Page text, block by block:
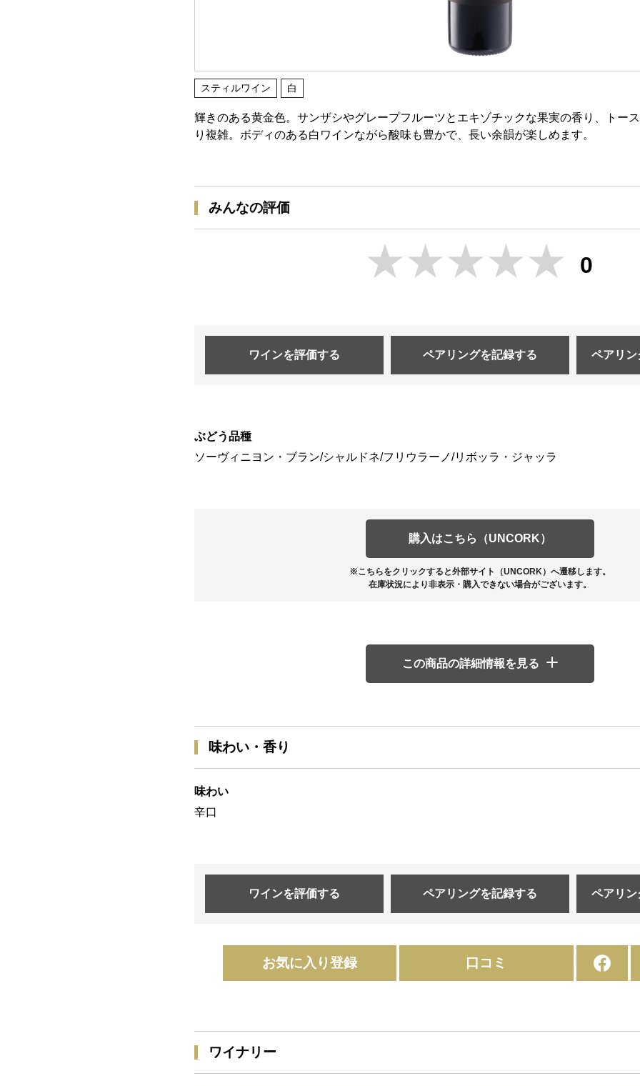
スティルワイン 白
輝きのある黄金色。サンザシやグレープフルーツとエキゾチックな果実の香り、トー
り複雑。ボディのある白ワインながら酸味も豊かで、長い余韻が楽しめます。
みんなの評価
0
ワインを評価する ペアリングを記録する ペアリン
ぶどう品種
ソーヴィニヨン・ブラン/シャルドネ/フリウラーノ/リボッラ・ジャッラ
購入はこちら（UNCORK）
※こちらをクリックすると外部サイト（UNCORK）へ遷移します。
在庫状況により非表示・購入できない場合がございます。
この商品の詳細情報を見る
味わい・香り
味わい
辛口
ワインを評価する ペアリングを記録する ペアリン
お気に入り登録 口コミ
ワイナリー